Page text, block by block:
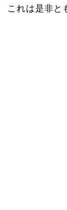
これは是非と